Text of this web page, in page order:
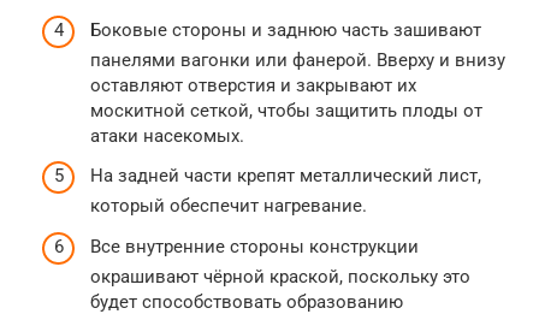
Боковые стороны и заднюю часть зашивают
панелями вагонки или фанерой. Вверху и внизу
оставляют отверстия и закрывают их
москитной сеткой, чтобы защитить плоды от
атаки насекомых.
На задней части крепят металлический лист,
который обеспечит нагревание.
Все внутренние стороны конструкции
окрашивают чёрной краской, поскольку это
будет способствовать образованию